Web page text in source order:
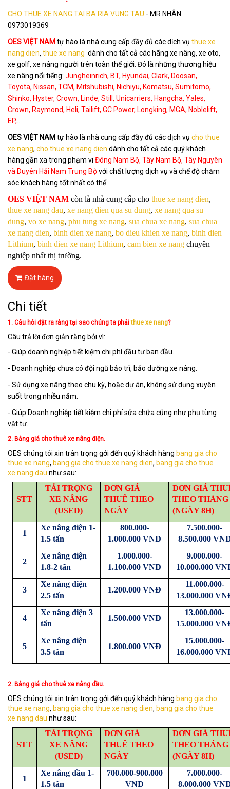
CHO THUE XE NANG TAI BA RIA VUNG TAU - MR NHÂN
0973019369
OES VIỆT NAM tự hào là nhà cung cấp đầy đủ các dịch vụ thue xe
nang dien, thue xe nang dành cho tất cả các hãng xe nâng, xe oto,
xe golf, xe nâng người trên toàn thế giới. Đó là những thương hiệu
xe nâng nổi tiếng: Jungheinrich, BT, Hyundai, Clark, Doosan,
Toyota, Nissan, TCM, Mitshubishi, Nichiyu, Komatsu, Sumitomo,
Shinko, Hyster, Crown, Linde, Still, Unicarriers, Hangcha, Yales,
Crown, Raymond, Heli, Tailift, GC Power, Longking, MGA, Noblelift,
EP,...
OES VIỆT NAM tự hào là nhà cung cấp đầy đủ các dịch vụ cho thue
xe nang, cho thue xe nang dien dành cho tất cả các quý khách
hàng gần xa trong phạm vi Đông Nam Bộ, Tây Nam Bộ, Tây Nguyên
và Duyên Hải Nam Trung Bộvới chất lượng dịch vụ và chế độ chăm
sóc khách hàng tốt nhất có thể
OES VIỆT NAM còn là nhà cung cấp cho thue xe nang dien,
thue xe nang dau, xe nang dien qua su dung, xe nang qua su
dung, vo xe nang, phu tung xe nang, sua chua xe nang, sua chua
xe nang dien, binh dien xe nang, bo dieu khien xe nang, binh dien
Lithium, binh dien xe nang Lithium, cam bien xe nang chuyên
nghiệp nhất thị trường.
Đặt hàng
Chi tiết
1. Câu hỏi đặt ra rằng tại sao chúng ta phảithue xe nang?
Câu trả lời đơn giản rằng bởi vì:
- Giúp doanh nghiệp tiết kiệm chi phí đầu tư ban đầu.
- Doanh nghiệp chưa có đội ngũ bảo trì, bảo dưỡng xe nâng.
- Sử dụng xe nâng theo chu kỳ, hoặc dự án, không sử dụng xuyên
suốt trong nhiều năm.
- Giúp Doanh nghiệp tiết kiệm chi phí sửa chữa cũng như phụ tùng
vật tư.
2. Bảng giá cho thuê xe nâng điện.
OES chúng tôi xin trân trọng gởi đến quý khách hàng bang gia cho
thue xe nang, bang gia cho thue xe nang dien, bang gia cho thue
xe nang dau như sau:
STT
TẢI TRỌNG
XE NÂNG
(USED)
ĐƠN GIÁ
THUÊ THEO
NGÀY
ĐƠN GIÁ
THEO THÁNG
(NGÀY 8H)
1
Xe nâng điện 1-
1.5 tấn
800.000-
1.000.000 VNĐ
7.500.000-
8.500.000
2
Xe nâng điện
1.8-2 tấn
1.000.000-
1.100.000 VNĐ
9.000.000-
10.000.000
3
Xe nâng điện
2.5 tấn
1.200.000 VNĐ
11.000.000-
13.000.000
4
Xe nâng điện 3
tấn
1.500.000 VNĐ
13.000.000-
15.000.000
5
Xe nâng điện
3.5 tấn
1.800.000 VNĐ
15.000.000-
16.000.000
2. Bảng giá cho thuê xe nâng dầu.
OES chúng tôi xin trân trọng gởi đến quý khách hàng bang gia cho
thue xe nang, bang gia cho thue xe nang dien, bang gia cho thue
xe nang dau như sau:
STT
TẢI TRỌNG
XE NÂNG
(USED)
ĐƠN GIÁ
THUÊ THEO
NGÀY
ĐƠN GIÁ
THEO THÁNG
(NGÀY 8H)
1
Xe nâng dầu 1-
1.5 tấn
700.000-900.000
VNĐ
7.000.000-
8.000.000